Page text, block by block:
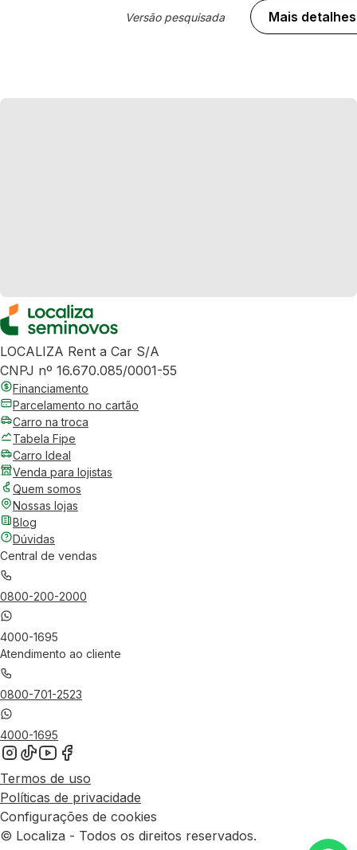
Versão pesquisada Mais detalhes
LOCALIZA Rent a Car S/A
CNPJ nº 16.670.085/0001-55
Financiamento
Parcelamento no cartão
Carro na troca
Tabela Fipe
Carro Ideal
Venda para lojistas
Quem somos
Nossas lojas
Blog
Dúvidas
Central de vendas
0800-200-2000
4000-1695
Atendimento ao cliente
0800-701-2523
4000-1695
Termos de uso
Políticas de privacidade
Configurações de cookies
© Localiza - Todos os direitos reservados.